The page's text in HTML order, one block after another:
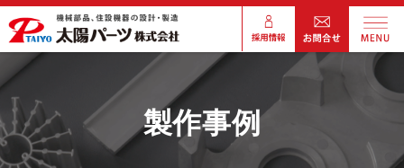
製作事例